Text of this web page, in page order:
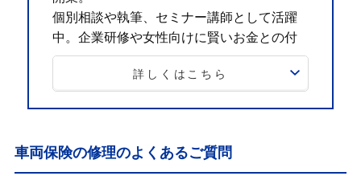
個別相談や執筆、セミナー講師として活躍
中。企業研修や女性向けに賢いお金との付
き合い方を伝えている。
K'sプランニング代表／一般社団法人あんしんLife
CFP®、一級ファイナンシャル・プランナー技能
詳しくはこちら
車両保険の修理のよくあるご質問